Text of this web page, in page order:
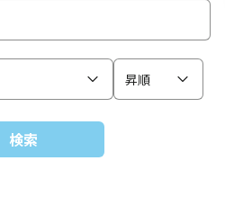
昇順
検索